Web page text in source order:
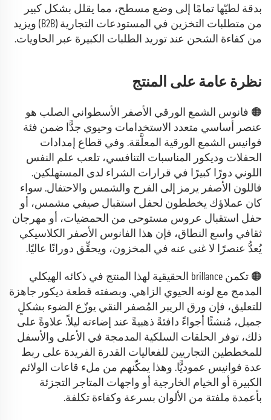
بدقة لطيّها تمامًا إلى وضع مسطح، مما يقلل بشكل كبير
من متطلبات التخزين في المستودعات التجارية (B2B) ويزيد
من كفاءة الشحن عند توريد الطلبات الكبيرة عبر الحاويات.
نظرة عامة على المنتج
🟠 فانوس الشمع الورقي الأصفر الأسطواني الصلب هو
عنصر أساسي متعدد الاستخدامات وحيوي جدًّا ضمن فئة
فوانيس الشمع الورقية المعلَّقة. وفي قطاع إمدادات
الحفلات وديكور المناسبات التنافسي، تلعب علم النفس
اللوني دورًا كبيرًا في قرارات الشراء لدى المستهلكين.
فاللون الأصفر يرمز إلى الفرح والشمس والاحتفال. سواء
كان عملاؤك يخططون لحفل استقبال صيفي مشمس، أو
حفل استقبال عروس مستوحى من الحمضيات، أو مهرجان
ثقافي واسع النطاق، فإن هذا الفانوس الأصفر الكلاسيكي
يُعدُّ عنصرًا لا غنى عنه في المخزون، ويحقِّق دورانًا عاليًا.
🟠 تكمن brillance الحقيقية لهذا المنتج في ذكائه الهيكلي
المدمج مع لونه الحيوي الزاهي. وبصفته قطعة ديكور جاهزة
للتعليق، فإن ورق الريبر المُصفر النقي يوزّع الضوء بشكلٍ
جميل، مُنشئًا أجواءً دافئةً ذهبيةً عند إضاءته ليلاً. علاوةً على
ذلك، توفر الحلقات السلكية المدمجة في الأعلى والأسفل
للمخططين التجاريين للفعاليات القدرة الفريدة على ربط
عدة فوانيس عموديًّا. وهذا يمكّنهم من ملء قاعات الولائم
الكبيرة أو الخيام الخارجية أو واجهات المتاجر التجزئة
بأعمدة ملفتة من الألوان بسرعة وكفاءة تكلفة.